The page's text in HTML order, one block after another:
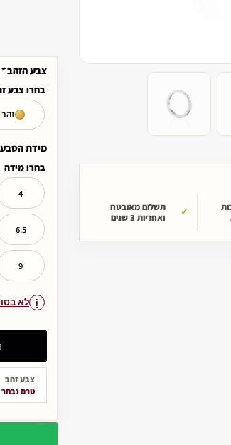
תשלום מאובטח
ואחריות 3 שנים
צבע הזהב*
בחרו צבע
מידת
בחרו מידה
4
6.5
9
לא
צבע זהב
טרם נבחר